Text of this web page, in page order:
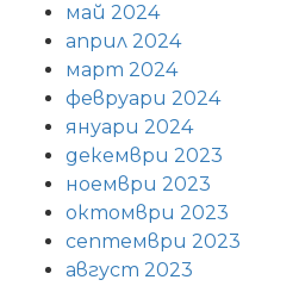
май 2024
април 2024
март 2024
февруари 2024
януари 2024
декември 2023
ноември 2023
октомври 2023
септември 2023
август 2023